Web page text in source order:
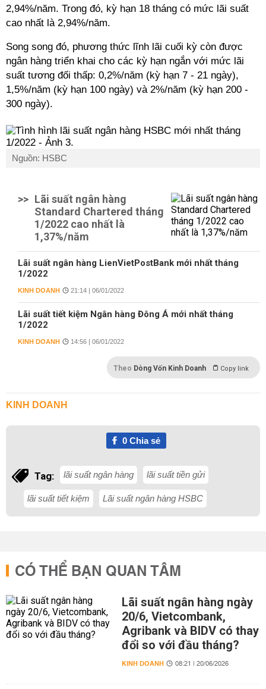
2,94%/năm. Trong đó, kỳ hạn 18 tháng có mức lãi suất
cao nhất là 2,94%/năm.
Song song đó, phương thức lĩnh lãi cuối kỳ còn được
ngân hàng triển khai cho các kỳ hạn ngắn với mức lãi
suất tương đối thấp: 0,2%/năm (kỳ hạn 7 - 21 ngày),
1,5%/năm (kỳ hạn 100 ngày) và 2%/năm (kỳ hạn 200 -
300 ngày).
Nguồn: HSBC
>> Lãi suất ngân hàng
Standard Chartered tháng
1/2022 cao nhất là
1,37%/năm
Lãi suất ngân hàng LienVietPostBank mới nhất tháng
1/2022
KINH DOANH 21:14 | 06/01/2022
Lãi suất tiết kiệm Ngân hàng Đông Á mới nhất tháng
1/2022
KINH DOANH 14:56 | 06/01/2022
Theo Dòng Vốn Kinh Doanh Copy link
KINH DOANH
0Chia sẻ
Tag: lãi suất ngân hàng lãi suất tiền gửi
lãi suất tiết kiệm Lãi suất ngân hàng HSBC
CÓ THỂ BẠN QUAN TÂM
Lãi suất ngân hàng ngày
20/6, Vietcombank,
Agribank và BIDV có thay
đổi so với đầu tháng?
KINH DOANH 08:21 | 20/06/2026